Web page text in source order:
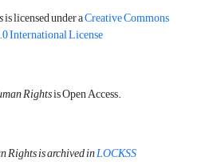
is licensed under aCreative Commons
International License
Rightsis Open Access.
Rights is archived inLOCKSS